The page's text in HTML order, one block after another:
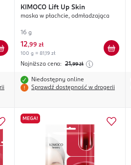
KIMOCO Lift Up Skin
maska w płachcie, odmładzająca
16 g
12,99 zł
100 g = 81,19 zł
Najniższa cena: 21,99 zł
Niedostępny online
Sprawdź dostępność w drogerii
MEGA!